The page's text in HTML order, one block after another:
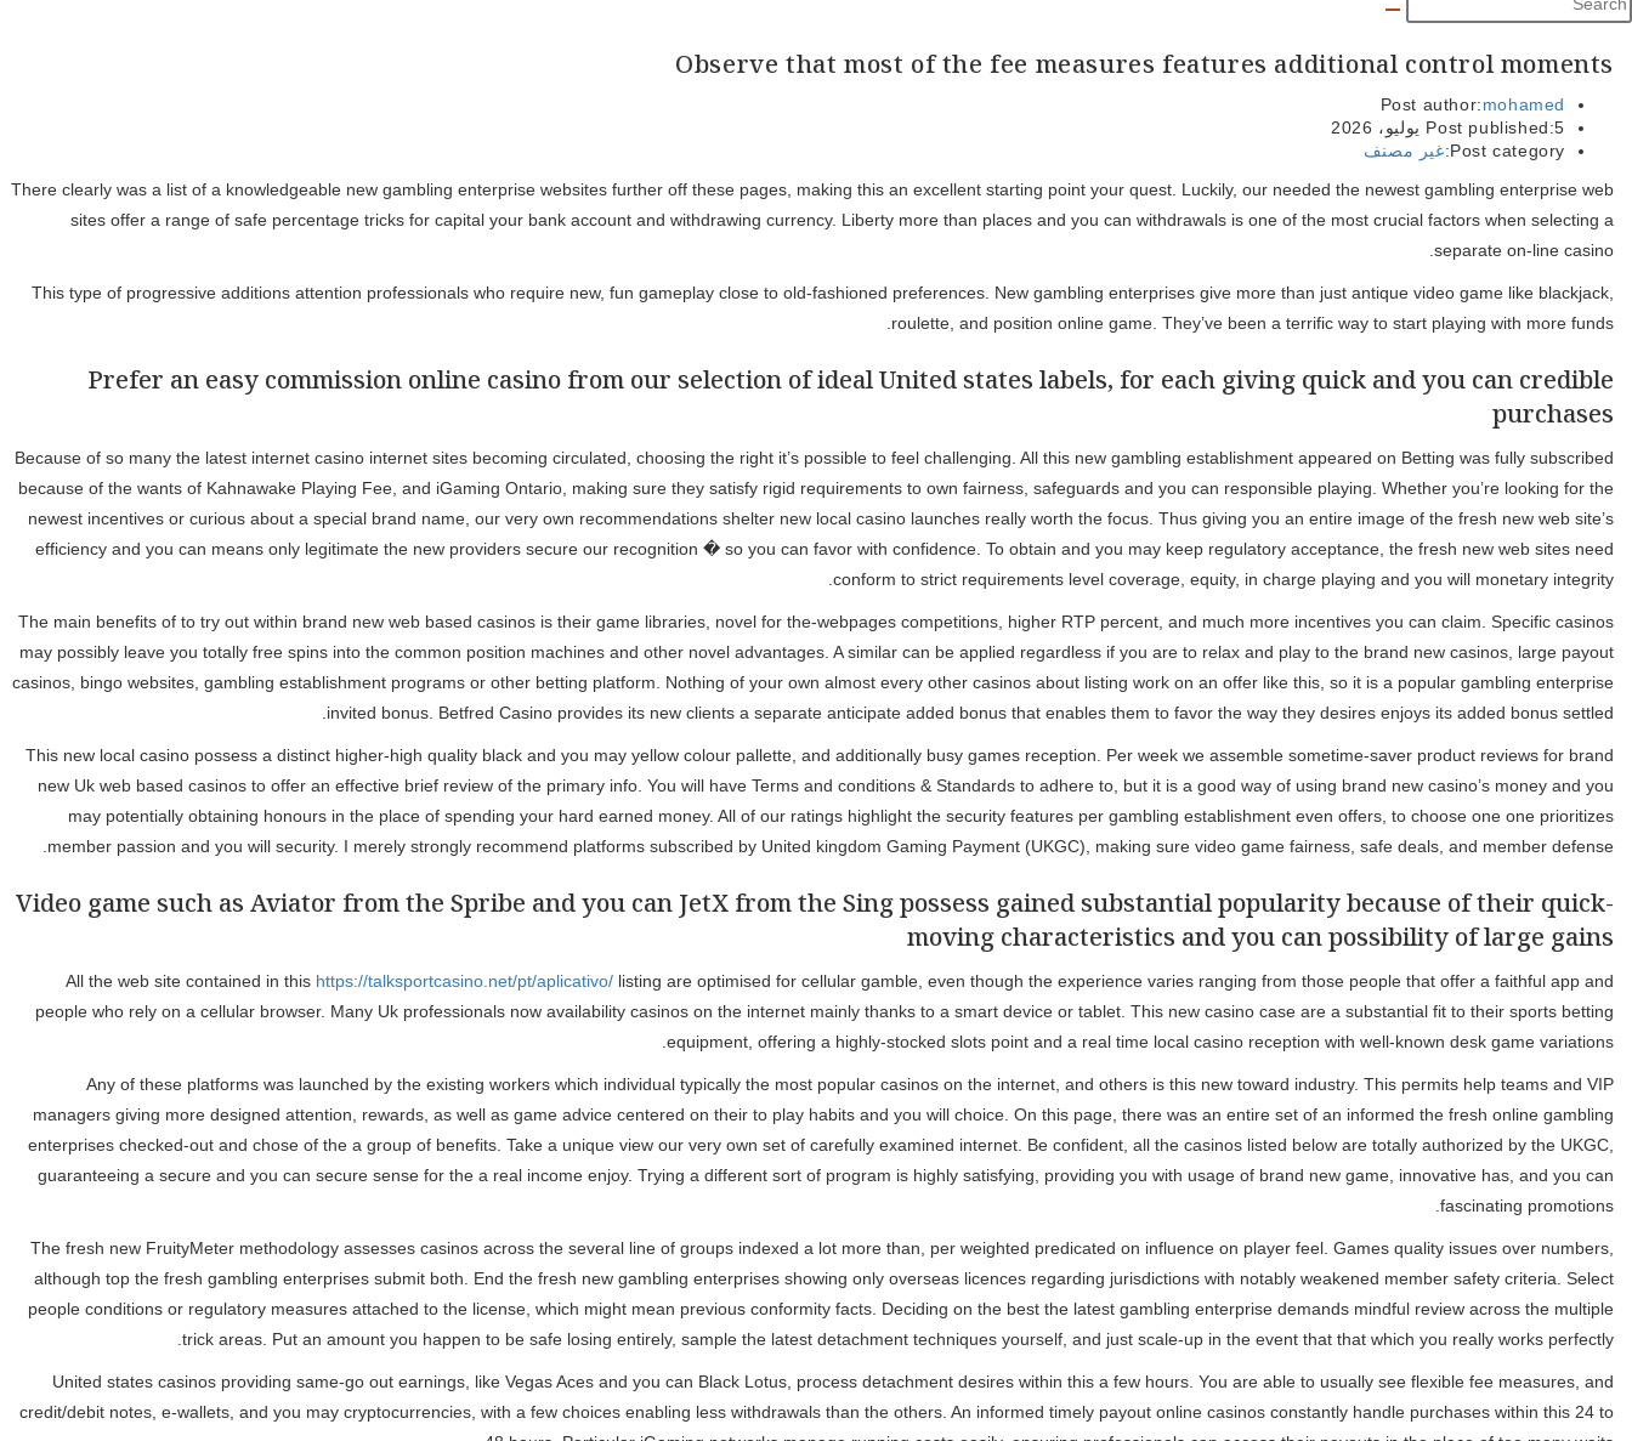
Observe that most of the fee measures features additional control moments
Post author:mohamed
Post published:5 يوليو، 2026
Post category: غير مصنف
There clearly was a list of a knowledgeable new gambling enterprise websites further off these pages, making this an excellent starting point your quest. Luckily, our needed the newest gambling enterprise web
sites offer a range of safe percentage tricks for capital your bank account and withdrawing currency. Liberty more than places and you can withdrawals is one of the most crucial factors when selecting a
separate on-line casino.
This type of progressive additions attention professionals who require new, fun gameplay close to old-fashioned preferences. New gambling enterprises give more than just antique video game like blackjack,
roulette, and position online game. They’ve been a terrific way to start playing with more funds.
Prefer an easy commission online casino from our selection of ideal United states labels, for each giving quick and you can credible
purchases
Because of so many the latest internet casino internet sites becoming circulated, choosing the right it’s possible to feel challenging. All this new gambling establishment appeared on Betting was fully subscribed
because of the wants of Kahnawake Playing Fee, and iGaming Ontario, making sure they satisfy rigid requirements to own fairness, safeguards and you can responsible playing. Whether you’re looking for the
newest incentives or curious about a special brand name, our very own recommendations shelter new local casino launches really worth the focus. Thus giving you an entire image of the fresh new web site’s
efficiency and you can means only legitimate the new providers secure our recognition � so you can favor with confidence. To obtain and you may keep regulatory acceptance, the fresh new web sites need
conform to strict requirements level coverage, equity, in charge playing and you will monetary integrity.
The main benefits of to try out within brand new web based casinos is their game libraries, novel for the-webpages competitions, higher RTP percent, and much more incentives you can claim. Specific casinos
may possibly leave you totally free spins into the common position machines and other novel advantages. A similar can be applied regardless if you are to relax and play to the brand new casinos, large payout
casinos, bingo websites, gambling establishment programs or other betting platform. Nothing of your own almost every other casinos about listing work on an offer like this, so it is a popular gambling enterprise
invited bonus. Betfred Casino provides its new clients a separate anticipate added bonus that enables them to favor the way they desires enjoys its added bonus settled.
This new local casino possess a distinct higher-high quality black and you may yellow colour pallette, and additionally busy games reception. Per week we assemble sometime-saver product reviews for brand
new Uk web based casinos to offer an effective brief review of the primary info. You will have Terms and conditions & Standards to adhere to, but it is a good way of using brand new casino’s money and you
may potentially obtaining honours in the place of spending your hard earned money. All of our ratings highlight the security features per gambling establishment even offers, to choose one one prioritizes
member passion and you will security. I merely strongly recommend platforms subscribed by United kingdom Gaming Payment (UKGC), making sure video game fairness, safe deals, and member defense.
Video game such as Aviator from the Spribe and you can JetX from the Sing possess gained substantial popularity because of their quick-
moving characteristics and you can possibility of large gains
All the web site contained in this https://talksportcasino.net/pt/aplicativo/ listing are optimised for cellular gamble, even though the experience varies ranging from those people that offer a faithful app and
people who rely on a cellular browser. Many Uk professionals now availability casinos on the internet mainly thanks to a smart device or tablet. This new casino case are a substantial fit to their sports betting
equipment, offering a highly-stocked slots point and a real time local casino reception with well-known desk game variations.
Any of these platforms was launched by the existing workers which individual typically the most popular casinos on the internet, and others is this new toward industry. This permits help teams and VIP
managers giving more designed attention, rewards, as well as game advice centered on their to play habits and you will choice. On this page, there was an entire set of an informed the fresh online gambling
enterprises checked-out and chose of the a group of benefits. Take a unique view our very own set of carefully examined internet. Be confident, all the casinos listed below are totally authorized by the UKGC,
guaranteeing a secure and you can secure sense for the a real income enjoy. Trying a different sort of program is highly satisfying, providing you with usage of brand new game, innovative has, and you can
fascinating promotions.
The fresh new FruityMeter methodology assesses casinos across the several line of groups indexed a lot more than, per weighted predicated on influence on player feel. Games quality issues over numbers,
although top the fresh gambling enterprises submit both. End the fresh new gambling enterprises showing only overseas licences regarding jurisdictions with notably weakened member safety criteria. Select
people conditions or regulatory measures attached to the license, which might mean previous conformity facts. Deciding on the best the latest gambling enterprise demands mindful review across the multiple
trick areas. Put an amount you happen to be safe losing entirely, sample the latest detachment techniques yourself, and just scale-up in the event that that which you really works perfectly.
United states casinos providing same-go out earnings, like Vegas Aces and you can Black Lotus, process detachment desires within this a few hours. You are able to usually see flexible fee measures, and
credit/debit notes, e-wallets, and you may cryptocurrencies, with a few choices enabling less withdrawals than the others. An informed timely payout online casinos constantly handle purchases within this 24 to